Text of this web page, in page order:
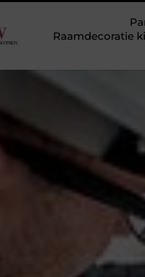
Raamdecoratie